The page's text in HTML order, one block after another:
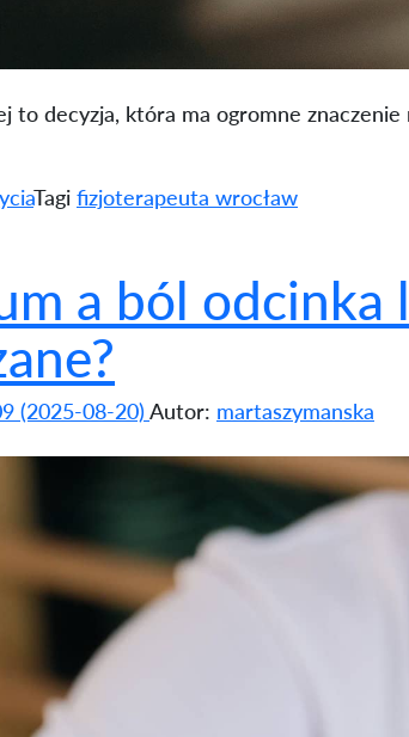
to decyzja, która ma ogromne
Tagi fizjoterapeuta wrocław
a ból
(2025-08-20) Autor: martaszymanska